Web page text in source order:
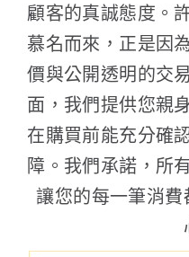
顧客的真誠態度。
慕名而來，正是因
價與公開透明的交
面，我們提供您親
在購買前能充分確
障。我們承諾，所
讓您的每一筆消